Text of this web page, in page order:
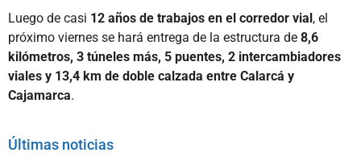
Luego de casi 12 años de trabajos en el corredor vial, el
próximo viernes se hará entrega de la estructura de 8,6
kilómetros, 3 túneles más, 5 puentes, 2 intercambiadores
viales y 13,4 km de doble calzada entre Calarcá y
Cajamarca.
Últimas noticias